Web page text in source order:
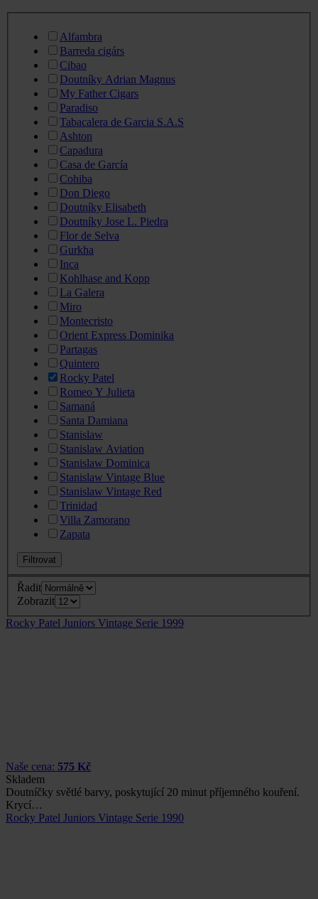
Alfambra
Barreda cigárs
Cibao
Doutníky Adrian Magnus
My Father Cigars
Paradiso
Tabacalera de Garcia S.A.S
Ashton
Capadura
Casa de García
Cohiba
Don Diego
Doutníky Elisabeth
Doutníky Jose L. Piedra
Flor de Selva
Gurkha
Inca
Kohlhase and Kopp
La Galera
Miro
Montecristo
Orient Express Dominika
Partagas
Quintero
Rocky Patel
Romeo Y Julieta
Samaná
Santa Damiana
Stanislaw
Stanislaw Aviation
Stanislaw Dominica
Stanislaw Vintage Blue
Stanislaw Vintage Red
Trinidad
Villa Zamorano
Zapata
Filtrovat
Řadit
Zobrazit
Rocky Patel Juniors Vintage Serie 1999
Naše cena: 575 Kč
Skladem
Doutníčky světlé barvy, poskytující 20 minut příjemného kouření.
Krycí…
Rocky Patel Juniors Vintage Serie 1990